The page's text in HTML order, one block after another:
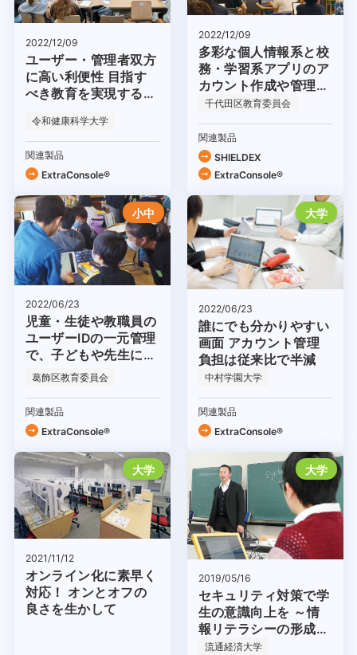
2022/12/09
ユーザー・管理者双方
に高い利便性 目指す
べき教育を実現する基
令和健康科学大学
関連製品
ExtraConsole®
2022/12/09
多彩な個人情報系と校
務・学習系アプリのア
カウント作成や管理が
容易に
千代田区教育委員会
関連製品
SHIELDEX
ExtraConsole®
小中
2022/06/23
児童・生徒や教職員の
ユーザーIDの一元管理
で、子どもや先生にや
さしいICT環境を実現
葛飾区教育委員会
関連製品
ExtraConsole®
大学
2022/06/23
誰にでも分かりやすい
画面 アカウント管理
負担は従来比で半減
中村学園大学
関連製品
ExtraConsole®
大学
2021/11/12
オンライン化に素早く
対応！ オンとオフの
良さを生かして
大学
2019/05/16
セキュリティ対策で学
生の意識向上を ～情
報リテラシーの形成を
目指して～
流通経済大学